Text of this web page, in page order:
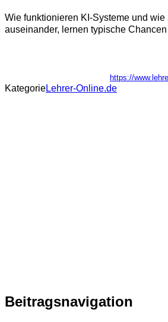
Wie funktionieren KI-Systeme und
auseinander, lernen typische
https://
KategorieLehrer-Online.de
Beitragsnavigation